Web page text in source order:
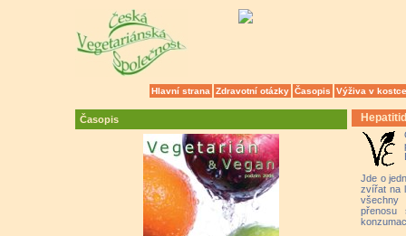
Hlavní strana Zdravotní otázky Časopis Výživa v kostce
Časopis
Jde o
zvířat na
všechny
přenosu